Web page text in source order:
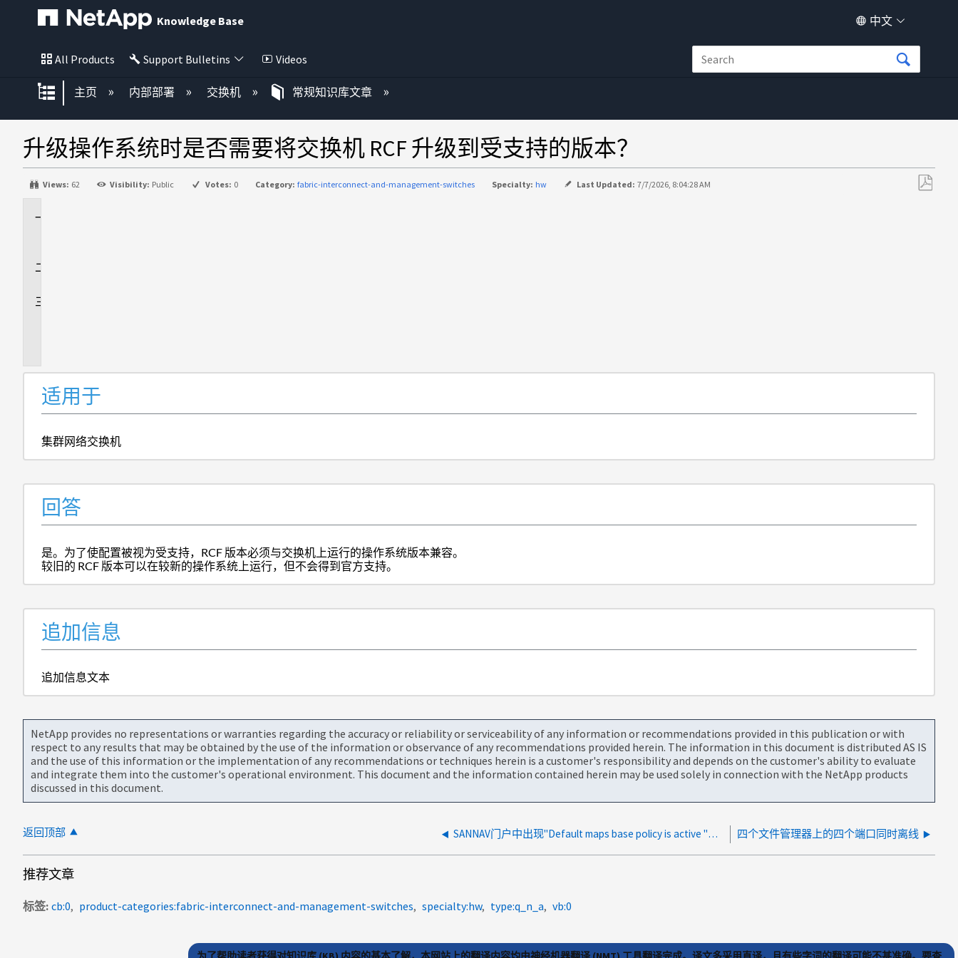
Knowledge Base 中文
All Products Support Bulletins Videos
扩展/隐缩全局层次
主页 内部部署 交换机 常规知识库文章
升级操作系统时是否需要将交换机 RCF 升级到受支持的版本？
Views: 62 Visibility: Public Votes: 0 Category: fabric-interconnect-and-management-switches Specialty: hw Last Updated: 7/7/2026, 8:04:28 AM
适用于
集群网络交换机
回答
是。为了使配置被视为受支持，RCF 版本必须与交换机上运行的操作系统版本兼容。
较旧的 RCF 版本可以在较新的操作系统上运行，但不会得到官方支持。
追加信息
追加信息文本
NetApp provides no representations or warranties regarding the accuracy or reliability or serviceability of any information or recommendations provided in this publication or with
respect to any results that may be obtained by the use of the information or observance of any recommendations provided herein. The information in this document is distributed AS IS
and the use of this information or the implementation of any recommendations or techniques herein is a customer's responsibility and depends on the customer's ability to evaluate
and integrate them into the customer's operational environment. This document and the information contained herein may be used solely in connection with the NetApp products
discussed in this document.
返回顶部 SANNAV门户中出现"Default maps base policy is active "错误 四个文件管理器上的四个端口同时离线
推荐文章
标签 cb:0 product-categories:fabric-interconnect-and-management-switches specialty:hw type:q_n_a vb:0